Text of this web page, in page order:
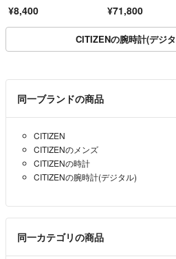
¥8,400 ¥71,800
CITIZENの腕時計(デジ
同一ブランドの商品
CITIZEN
CITIZENのメンズ
CITIZENの時計
CITIZENの腕時計(デジタル)
同一カテゴリの商品